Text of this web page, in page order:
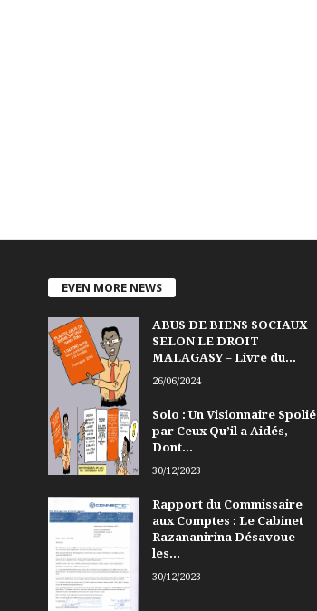
EVEN MORE NEWS
ABUS DE BIENS SOCIAUX
SELON LE DROIT
MALAGASY – Livre du...
26/06/2024
Solo : Un Visionnaire Spolié
par Ceux Qu’il a Aidés,
Dont...
30/12/2023
Rapport du Commissaire
aux Comptes : Le Cabinet
Razananirina Désavoue
les...
30/12/2023